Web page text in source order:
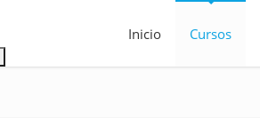
Inicio Cursos